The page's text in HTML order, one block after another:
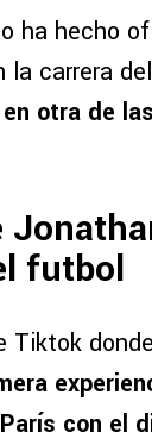
ha hecho
la carrera
otra de
futbol
Tiktok donde
con el